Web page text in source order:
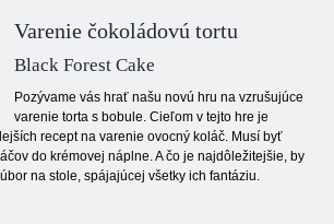
Varenie čokoládovú tortu
Black Forest Cake
Pozývame vás hrať našu novú hru na vzrušujúce
varenie torta s bobule. Cieľom v tejto hre je
recept na varenie ovocný koláč. Musí byť
do krémovej náplne. A čo je najdôležitejšie, by
na stole, spájajúcej všetky ich fantáziu.